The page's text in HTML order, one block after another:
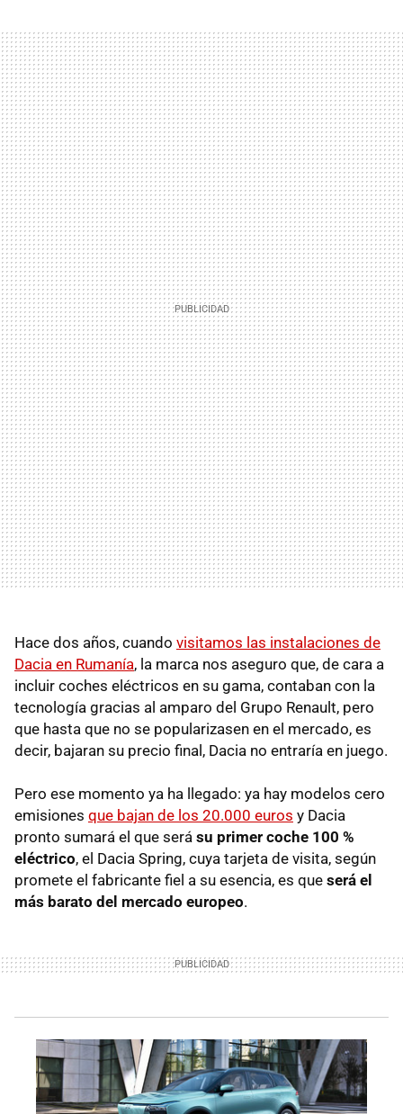
Hace dos años, cuando visitamos las instalaciones de
Dacia en Rumanía, la marca nos aseguro que, de cara a
incluir coches eléctricos en su gama, contaban con la
tecnología gracias al amparo del Grupo Renault, pero
que hasta que no se popularizasen en el mercado, es
decir, bajaran su precio final, Dacia no entraría en juego.
Pero ese momento ya ha llegado: ya hay modelos cero
emisiones que bajan de los 20.000 euros y Dacia
pronto sumará el que será su primer coche 100 %
eléctrico, el Dacia Spring, cuya tarjeta de visita, según
promete el fabricante fiel a su esencia, es que será el
más barato del mercado europeo.